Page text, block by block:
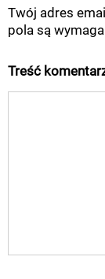
Twój adres
pola są
Treść